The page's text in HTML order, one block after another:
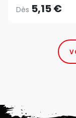
Dès 5,15 €